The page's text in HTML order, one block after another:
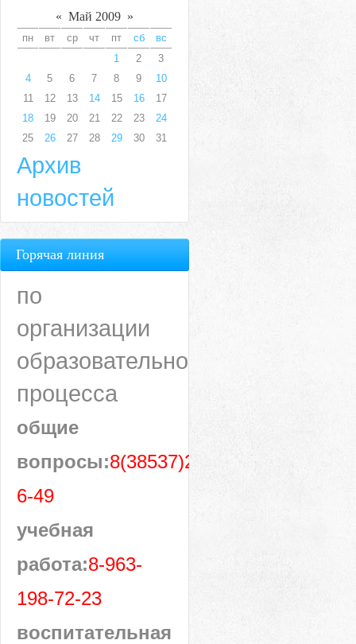
« Май 2009 »
пн вт ср чт пт сб
вс
1
2
3
4
5 6 7 8 9
10
11
12 13 14 15 16
17
18
19 20 21 22 23
24
25
26 27 28 29 30 31
Архив
новостей
Горячая линия
по
организации
образовательного
процесса
общие
вопросы:8(38537)28-
6-49
учебная
работа:8-963-
198-72-23
воспитательная